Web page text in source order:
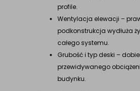
profile.
Wentylacja elewacji –
podkonstrukcja wydłuża
całego systemu.
Grubość i typ deski –
przewidywanego
budynku.